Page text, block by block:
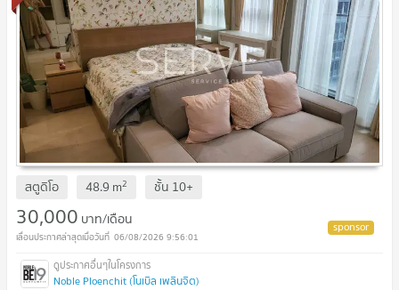
สตูดิโอ 48.9 m2 ชั้น 10+
30,000 บาท/เดือน
06/08/2026 9:56:01
Noble Ploenchit (โนเบิล เพลินจิต)